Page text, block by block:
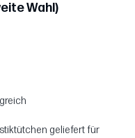
Wahl)
geliefert für